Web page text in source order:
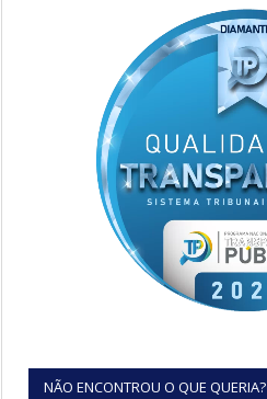
NÃO ENCONTROU O QUE QUERIA?